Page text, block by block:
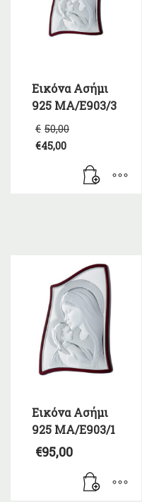
Εικόνα Ασήμι
925 ΜΑ/Ε903/3
€ 50,00
€50,00.
€45,00
τρέχουσα
Εικόνα Ασήμι
925 ΜΑ/Ε903/1
€95,00